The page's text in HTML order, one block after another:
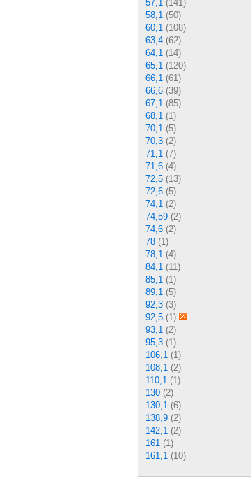
57,1 (141)
58,1 (50)
60,1 (108)
63,4 (62)
64,1 (14)
65,1 (120)
66,1 (61)
66,6 (39)
67,1 (85)
68,1 (1)
70,1 (5)
70,3 (2)
71,1 (7)
71,6 (4)
72,5 (13)
72,6 (5)
74,1 (2)
74,59 (2)
74,6 (2)
78 (1)
78,1 (4)
84,1 (11)
85,1 (1)
89,1 (5)
92,3 (3)
92,5 (1)
93,1 (2)
95,3 (1)
106,1 (1)
108,1 (2)
110,1 (1)
130 (2)
130,1 (6)
138,9 (2)
142,1 (2)
161 (1)
161,1 (10)